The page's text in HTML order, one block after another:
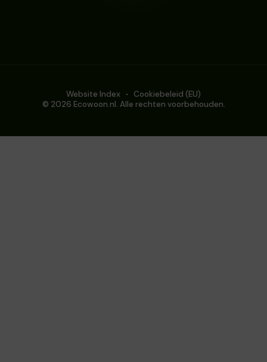
© 2026 Ecowoon.nl. Alle rechten voorbehouden.
Website Index Cookiebeleid (EU)